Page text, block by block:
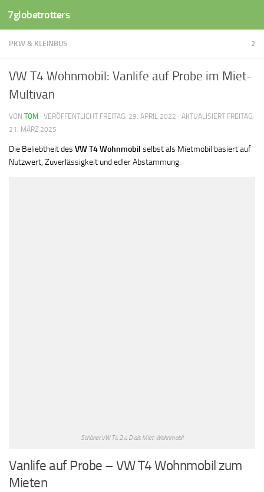
Zum Inhalt springen
7globetrotters
PKW & KLEINBUS 2
VW T4 Wohnmobil: Vanlife auf Probe im Miet-
Multivan
VON TOM · VERÖFFENTLICHT FREITAG, 29. APRIL 2022 · AKTUALISIERT FREITAG,
21. MÄRZ 2025
Die Beliebtheit des VW T4 Wohnmobil selbst als Mietmobil basiert auf
Nutzwert, Zuverlässigkeit und edler Abstammung.
Schöner VW T4 2,4 D als Miet-Wohnmobil
Vanlife auf Probe – VW T4 Wohnmobil zum
Mieten